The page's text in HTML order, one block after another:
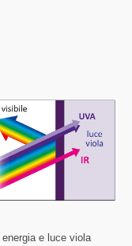
e luce viola